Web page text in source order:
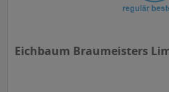
Eichbaum Braumeisters